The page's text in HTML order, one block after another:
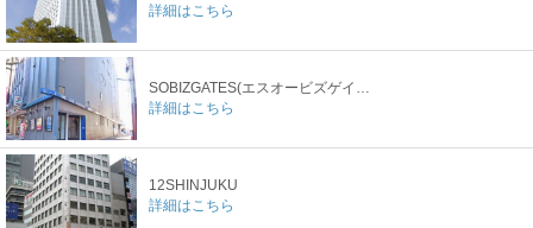
詳細はこちら
詳細はこちら
12SHINJUKU
詳細はこちら